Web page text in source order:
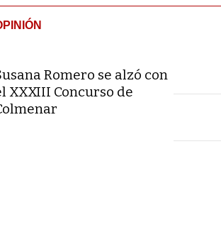
Romero se alzó con
XXXIII Concurso de